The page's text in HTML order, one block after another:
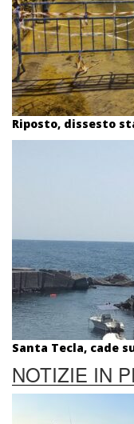
Riposto, dissesto
Santa Tecla, cade
NOTIZIE IN